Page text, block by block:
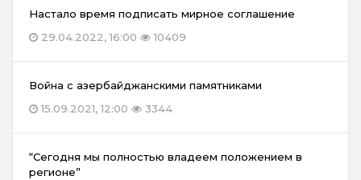
Настало время подписать мирное соглашение
29.04.2022, 16:00
10409
Война с азербайджанскими памятниками
15.09.2021, 12:00
3344
“Сегодня мы полностью владеем положением в
регионе”